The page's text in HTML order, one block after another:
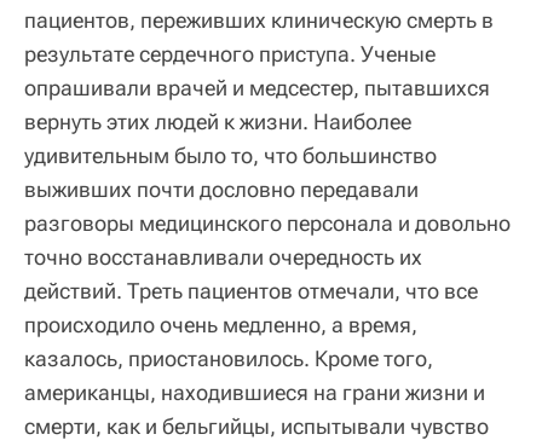
пациентов, переживших клиническую смерть в
результате сердечного приступа. Ученые
опрашивали врачей и медсестер, пытавшихся
вернуть этих людей к жизни. Наиболее
удивительным было то, что большинство
выживших почти дословно передавали
разговоры медицинского персонала и довольно
точно восстанавливали очередность их
действий. Треть пациентов отмечали, что все
происходило очень медленно, а время,
казалось, приостановилось. Кроме того,
американцы, находившиеся на грани жизни и
смерти, как и бельгийцы, испытывали чувство